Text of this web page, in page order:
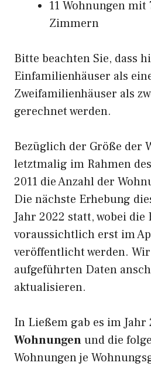
11 Wohnungen
Zimmern
Bitte beachten Sie, dass
Einfamilienhäuser als
Zweifamilienhäuser als
gerechnet werden.
Bezüglich der Größe der
letztmalig im Rahmen
2011 die Anzahl der
Die nächste Erhebung
Jahr 2022 statt, wobei die
voraussichtlich erst im
veröffentlicht werden.
aufgeführten Daten
aktualisieren.
In Ließem gab es im Jahr
Wohnungenund die
Wohnungen je